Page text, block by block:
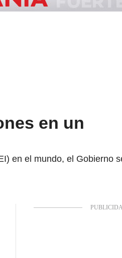
en un
en el mundo, el Gobierno